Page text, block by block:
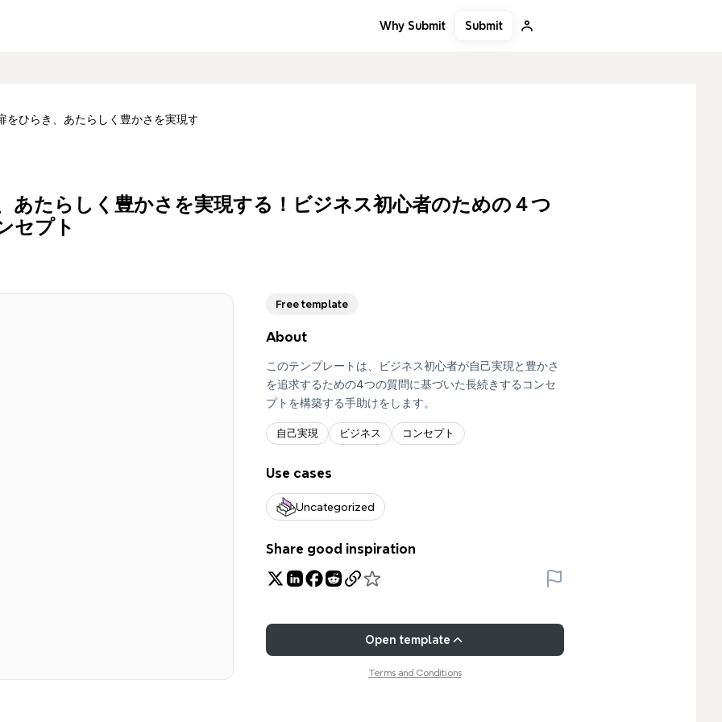
Why Submit Submit
をひらき、あたらしく豊かさを実現する！ビジネス初心者のための４つの質問で作る長続きコンセプト
あたらしく豊かさを実現する！ビジネス初心者のための４つ
セプト
Free template
Open template
Terms and Conditions
About
このテンプレートは、ビジネス初心者が自己実現と豊かさ
を追求するための4つの質問に基づいた長続きするコンセ
プトを構築する手助けをします。
自己実現 ビジネス コンセプト
Use cases
Uncategorized
Share good inspiration